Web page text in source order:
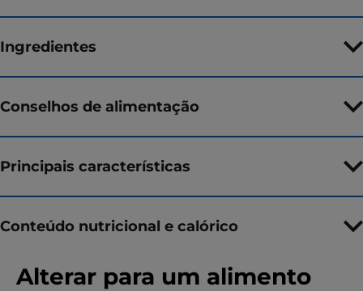
Ingredientes
Conselhos de alimentação
Principais características
Conteúdo nutricional e calórico
Alterar para um alimento